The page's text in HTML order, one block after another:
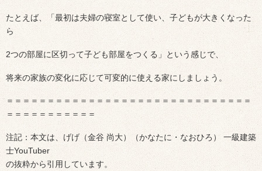
たとえば、「最初は夫婦の寝室として使い、子どもが大きくなった
ら
2つの部屋に区切って子ども部屋をつくる」という感じで、
将来の家族の変化に応じて可変的に使える家にしましょう。
＝＝＝＝＝＝＝＝＝＝＝＝＝＝＝＝＝＝＝＝＝＝＝＝＝＝＝＝＝＝
＝＝＝＝＝＝＝＝＝＝＝
注記：本文は、げげ（⾦⾕ 尚⼤）（かなたに・なおひろ） 一級建築
士YouTuber
の抜粋から引用しています。